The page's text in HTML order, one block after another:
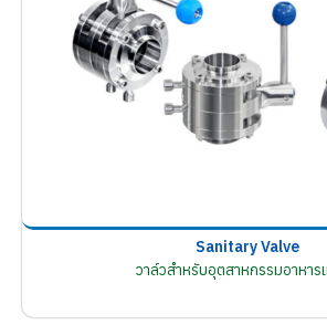
Sanitary Valve
วาล์วสำหรับอุตสาหกรรมอาหาร